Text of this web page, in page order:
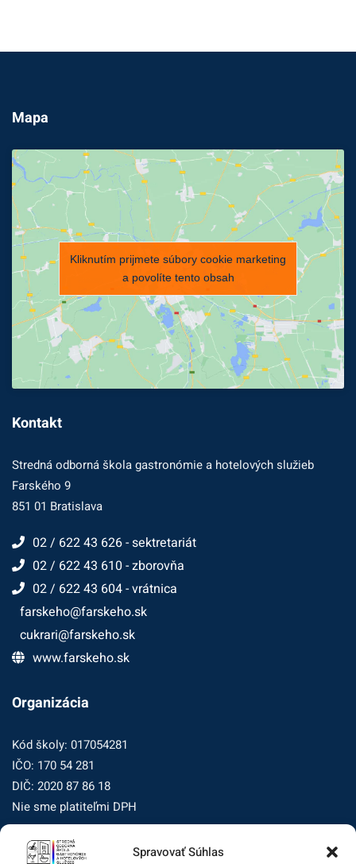
Spravovať Súhlas
Mapa
Kliknutím prijmete súbory cookie marketing
a povolíte tento obsah
Kontakt
Stredná odborná škola gastronómie a hotelových služieb
Farského 9
851 01 Bratislava
02 / 622 43 626 - sektretariát
02 / 622 43 610 - zborovňa
02 / 622 43 604 - vrátnica
farskeho@farskeho.sk
cukrari@farskeho.sk
www.farskeho.sk
Organizácia
Kód školy: 017054281
IČO: 170 54 281
DIČ: 2020 87 86 18
Nie sme platiteľmi DPH
Zásady ochrany osobných údajov